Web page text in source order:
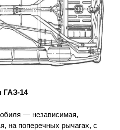
ГАЗ-14
— независимая,
на поперечных рычагах, с